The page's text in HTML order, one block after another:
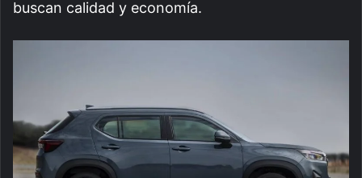
buscan calidad y economía.